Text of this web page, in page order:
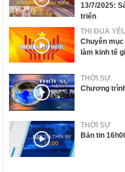
13/7/2025:
triển
THI ĐUA
Chuyên
làm kinh tế
THỜI SỰ
Chương
THỜI SỰ
Bản tin